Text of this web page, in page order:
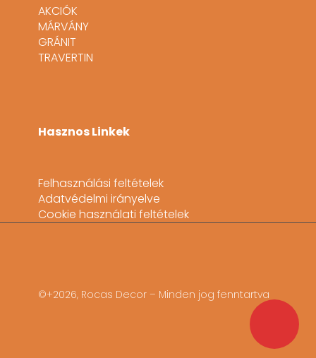
AKCIÓK
MÁRVÁNY
GRÁNIT
TRAVERTIN
Hasznos Linkek
Felhasználási feltételek
Adatvédelmi irányelve
Cookie használati feltételek
©+2026, Rocas Decor – Minden jog fenntartva